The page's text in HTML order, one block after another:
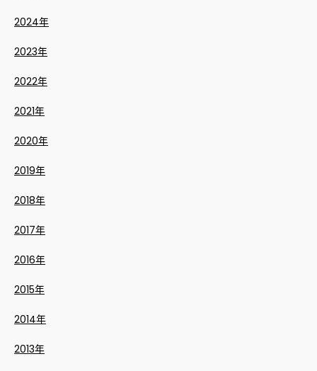
2024年
2023年
2022年
2021年
2020年
2019年
2018年
2017年
2016年
2015年
2014年
2013年